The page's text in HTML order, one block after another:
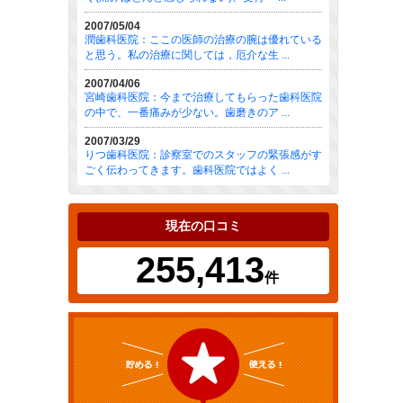
2007/05/04
潤歯科医院：ここの医師の治療の腕は優れている
と思う。私の治療に関しては，厄介な生 ...
2007/04/06
宮崎歯科医院：今まで治療してもらった歯科医院
の中で、一番痛みが少ない。歯磨きのア ...
2007/03/29
りつ歯科医院：診察室でのスタッフの緊張感がす
ごく伝わってきます。歯科医院ではよく ...
現在の口コミ
255,413件